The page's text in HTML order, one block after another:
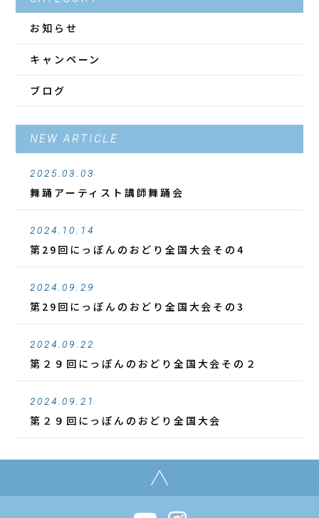
お知らせ
キャンペーン
ブログ
NEW ARTICLE
2025.03.03
舞踊アーティスト講師舞踊会
2024.10.14
第29回にっぽんのおどり全国大会その4
2024.09.29
第29回にっぽんのおどり全国大会その3
2024.09.22
第２９回にっぽんのおどり全国大会その２
2024.09.21
第２９回にっぽんのおどり全国大会